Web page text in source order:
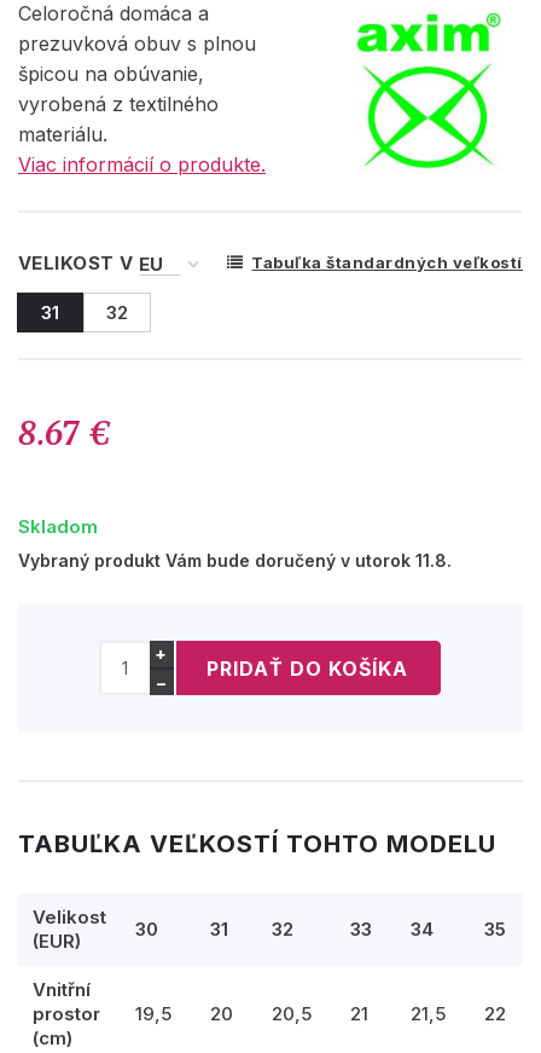
Celoročná domáca a
prezuvková obuv s plnou
špicou na obúvanie,
vyrobená z textilného
materiálu.
Viac informácií o produkte.
VELIKOST V Tabuľka štandardných veľkostí
31 32
8.67 €
Skladom
Vybraný produkt Vám bude doručený v utorok 11.8.
+
−
TABUĽKA VEĽKOSTÍ TOHTO MODELU
Velikost
(EUR)
30 31 32 33 34 35
Vnitřní
prostor
(cm)
19,5 20 20,5 21 21,5 22